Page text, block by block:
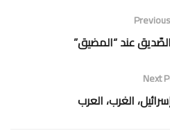
عند “المضيق”
Next
الغرب، العرب